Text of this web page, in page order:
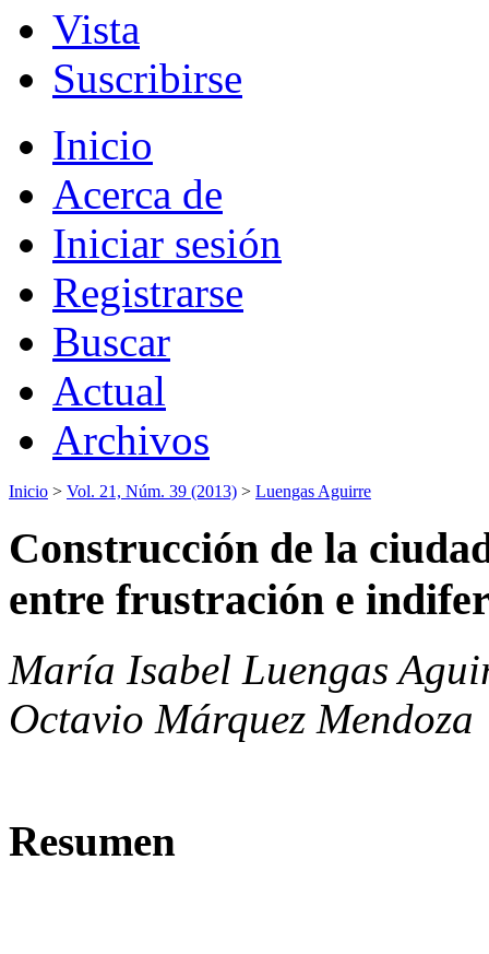
Vista
Suscribirse
Inicio
Acerca de
Iniciar sesión
Registrarse
Buscar
Actual
Archivos
Inicio > Vol. 21, Núm. 39 (2013) > Luengas Aguirre
Construcción de la
entre frustración e
María Isabel Luengas
Octavio Márquez Mendoza
Resumen